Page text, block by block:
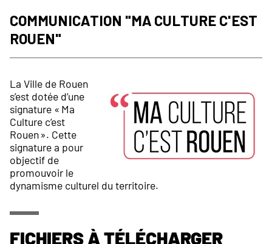
d'Ariane
Communication "Ma Culture c'est
Rouen"
La Ville de Rouen
s’est dotée d’une
signature « Ma
Culture c’est
Rouen ». Cette
signature a pour
objectif de
promouvoir le
dynamisme culturel du territoire.
Fichiers à télécharger